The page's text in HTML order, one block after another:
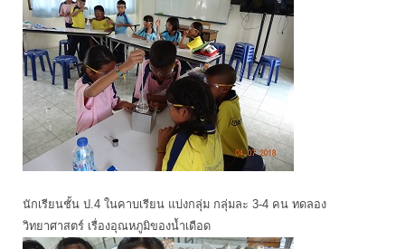
นักเรียนชั้น ป.4 ในคาบเรียน แบ่งกลุ่ม กลุ่มละ 3-4 คน ทดลอง
วิทยาศาสตร์ เรื่องอุณหภูมิของน้ำเดือด